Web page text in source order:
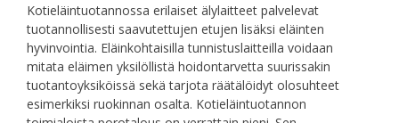
Kotieläintuotannossa erilaiset älylaitteet palvelevat
tuotannollisesti saavutettujen etujen lisäksi eläinten
hyvinvointia. Eläinkohtaisilla tunnistuslaitteilla voidaan
mitata eläimen yksilöllistä hoidontarvetta suurissakin
tuotantoyksiköissä sekä tarjota räätälöidyt olosuhteet
esimerkiksi ruokinnan osalta. Kotieläintuotannon